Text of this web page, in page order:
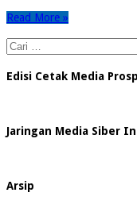
Read More »
Cari
untuk:
Edisi Cetak Media
Jaringan Media Siber
Arsip